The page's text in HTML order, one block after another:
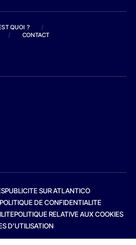
QUOI ?
/
/ CONTACT
PUBLICITE SUR ATLANTICO
POLITIQUE DE CONFIDENTIALITE
POLITIQUE RELATIVE AUX COOKIES
D’UTILISATION